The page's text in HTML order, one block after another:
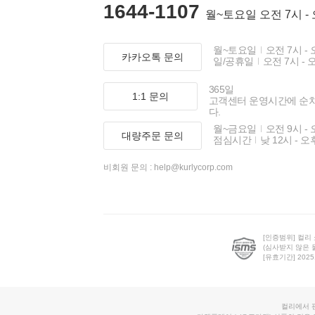
1644-1107 월~토요일 오전 7시 -
카카오톡 문의
월~토요일
오전 7시 -
일/공휴일
오전 7시 -
1:1 문의
365일
고객센터 운영시간에 순
다.
대량주문 문의
월~금요일
오전 9시 -
점심시간
낮 12시 - 오
비회원 문의 : help@kurlycorp.com
[인증범위] 컬리
(심사받지 않은
[유효기간]
컬리에서